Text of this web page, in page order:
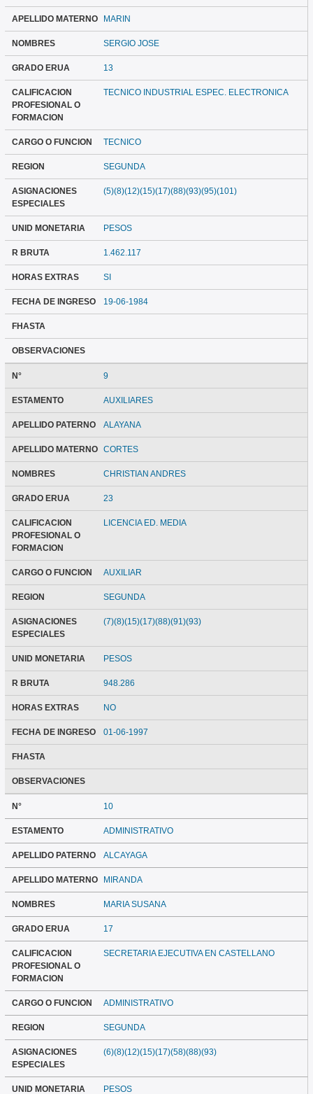
APELLIDO MATERNO MARIN
NOMBRES SERGIO JOSE
GRADO ERUA 13
CALIFICACION
PROFESIONAL O
FORMACION
TECNICO INDUSTRIAL ESPEC. ELECTRONICA
CARGO O FUNCION TECNICO
REGION SEGUNDA
ASIGNACIONES
ESPECIALES
(5)(8)(12)(15)(17)(88)(93)(95)(101)
UNID MONETARIA PESOS
R BRUTA 1.462.117
HORAS EXTRAS SI
FECHA DE INGRESO 19-06-1984
FHASTA
OBSERVACIONES
N° 9
ESTAMENTO AUXILIARES
APELLIDO PATERNO ALAYANA
APELLIDO MATERNO CORTES
NOMBRES CHRISTIAN ANDRES
GRADO ERUA 23
CALIFICACION
PROFESIONAL O
FORMACION
LICENCIA ED. MEDIA
CARGO O FUNCION AUXILIAR
REGION SEGUNDA
ASIGNACIONES
ESPECIALES
(7)(8)(15)(17)(88)(91)(93)
UNID MONETARIA PESOS
R BRUTA 948.286
HORAS EXTRAS NO
FECHA DE INGRESO 01-06-1997
FHASTA
OBSERVACIONES
N° 10
ESTAMENTO ADMINISTRATIVO
APELLIDO PATERNO ALCAYAGA
APELLIDO MATERNO MIRANDA
NOMBRES MARIA SUSANA
GRADO ERUA 17
CALIFICACION
PROFESIONAL O
FORMACION
SECRETARIA EJECUTIVA EN CASTELLANO
CARGO O FUNCION ADMINISTRATIVO
REGION SEGUNDA
ASIGNACIONES
ESPECIALES
(6)(8)(12)(15)(17)(58)(88)(93)
UNID MONETARIA PESOS